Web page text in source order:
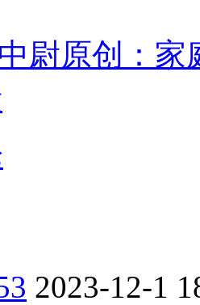
中尉原创：
2023-12-1